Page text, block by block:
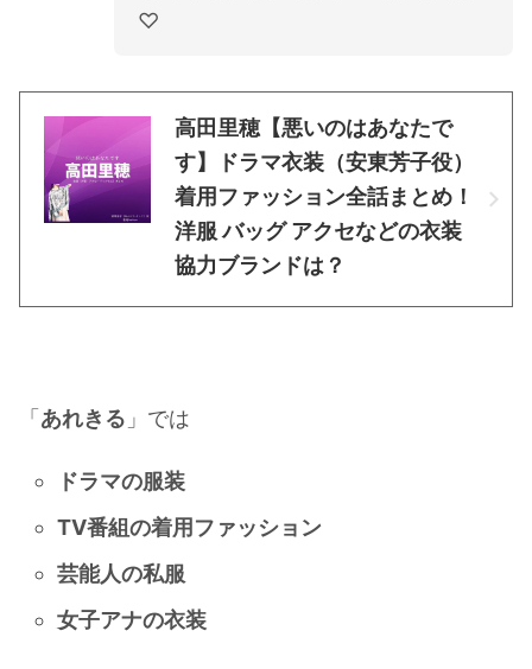
♡
高田里穂【悪いのはあなたで
す】ドラマ衣装（安東芳子役）
着用ファッション全話まとめ！
洋服 バッグ アクセなどの衣装
協力ブランドは？
「 あれきる 」では
ドラマの服装
TV番組の着用ファッション
芸能人の私服
女子アナの衣装